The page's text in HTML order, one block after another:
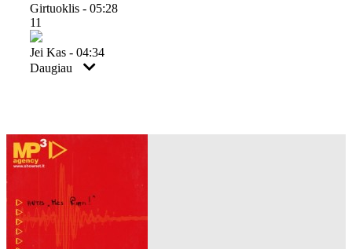
Girtuoklis - 05:28
11
Jei Kas - 04:34
Daugiau